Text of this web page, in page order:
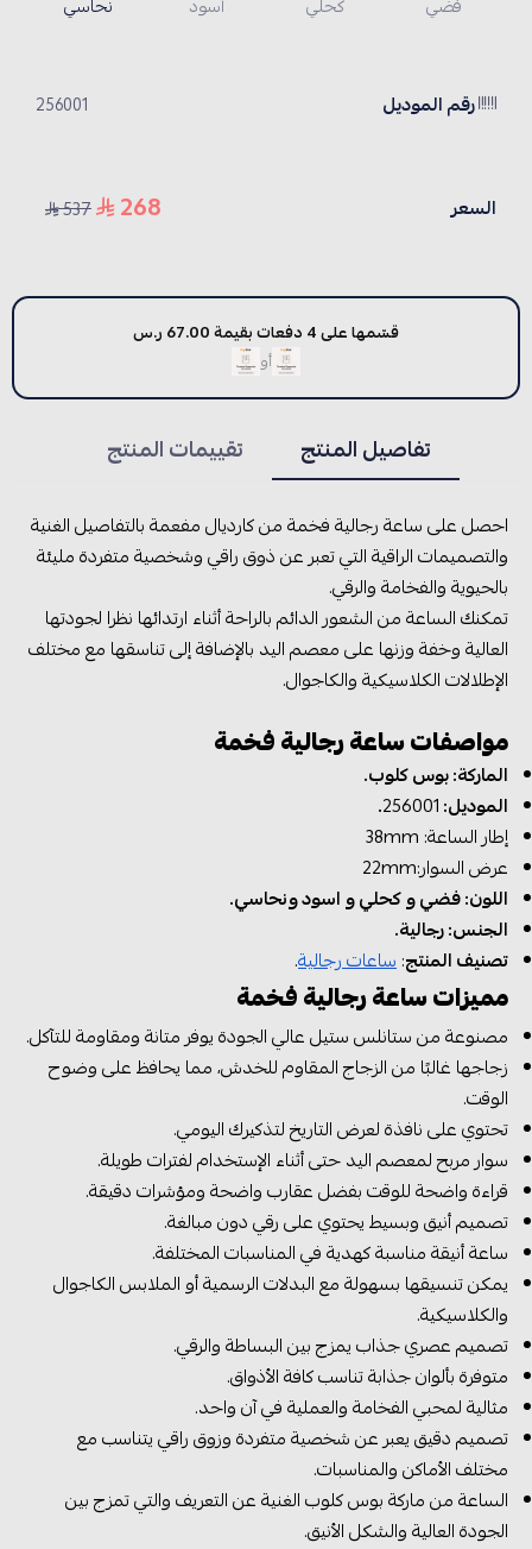
رقم الموديل 256001
السعر 268
537
قسّمها على 4 دفعات بقيمة 67.00 ر.س
أو
تفاصيل المنتج تقييمات المنتج
احصل على ساعة رجالية فخمة من كارديال مفعمة بالتفاصيل الغنية
والتصميمات الراقية التي تعبر عن ذوق راقي وشخصية متفردة مليئة
بالحيوية والفخامة والرقي.
تمكنك الساعة من الشعور الدائم بالراحة أثناء ارتدائها نظرا لجودتها
العالية وخفة وزنها على معصم اليد بالإضافة إلى تناسقها مع مختلف
الإطلالات الكلاسيكية والكاجوال.
مواصفات ساعة رجالية فخمة
الماركة: بوس كلوب.
الموديل:256001
.
إطار الساعة: 38mm
عرض السوار:22mm
اللون: فضي و كحلي و اسود ونحاسي.
الجنس: رجالية.
تصنيف المنتج:ساعات رجالية.
مميزات ساعة رجالية فخمة
مصنوعة من ستانلس ستيل عالي الجودة يوفر متانة ومقاومة للتآكل.
زجاجها غالبًا من الزجاج المقاوم للخدش، مما يحافظ على وضوح
الوقت.
تحتوي على نافذة لعرض التاريخ لتذكيرك اليومي.
سوار مربح لمعصم اليد حتى أثناء الإستخدام لفترات طويلة.
قراءة واضحة للوقت بفضل عقارب واضحة ومؤشرات دقيقة.
تصميم أنيق وبسيط يحتوي على رقي دون مبالغة.
ساعة أنيقة مناسبة كهدية في المناسبات المختلفة.
يمكن تنسيقها بسهولة مع البدلات الرسمية أو الملابس الكاجوال
والكلاسيكية.
تصميم عصري جذاب يمزج بين البساطة والرقي.
متوفرة بألوان جذابة تناسب كافة الأذواق.
مثالية لمحبي الفخامة والعملية في آن واحد.
تصميم دقيق يعبر عن شخصية متفردة وزوق راقي يتناسب مع
مختلف الأماكن والمناسبات.
الساعة من ماركة بوس كلوب الغنية عن التعريف والتي تمزج بين
الجودة العالية والشكل الأنيق.